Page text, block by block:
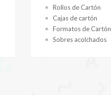
Rollos de Cartón
Cajas de cartón
Formatos de Cartón
Sobres acolchados